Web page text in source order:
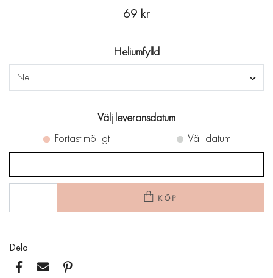
69 kr
Heliumfylld
Nej
Välj leveransdatum
Fortast möjligt
Välj datum
KÖP
Dela